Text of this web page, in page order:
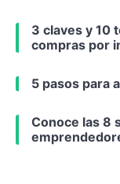
3 claves y 10
compras por
5 pasos para
Conoce las 8